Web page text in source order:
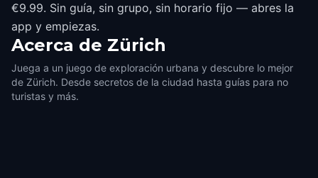
€9.99. Sin guía, sin grupo, sin horario fijo — abres la
app y empiezas.
Acerca de Zürich
Juega a un juego de exploración urbana y descubre lo mejor
de Zürich. Desde secretos de la ciudad hasta guías para no
turistas y más.